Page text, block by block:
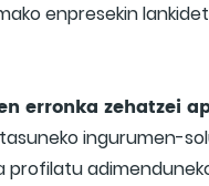
enpresekin
erronka zehatzei
ingurumen-